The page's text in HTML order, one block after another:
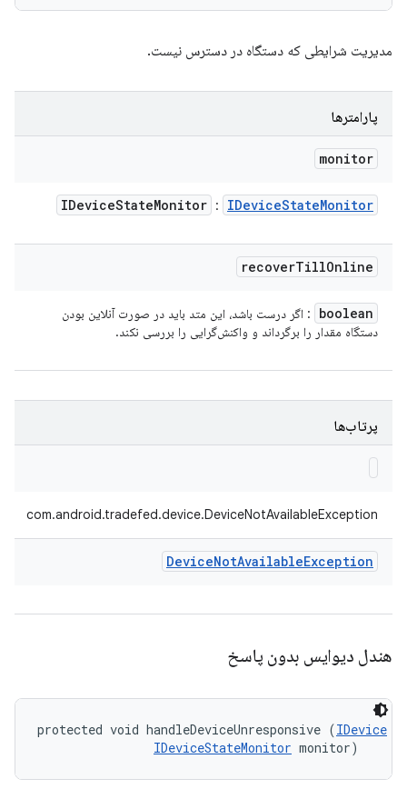
مدیریت شرایطی که دستگاه در دسترس نیست.
پارامترها
monitor
IDeviceStateMonitor : IDeviceStateMonitor
recoverTillOnline
boolean
: اگر درست باشد، این متد باید در صورت آنلاین بودن
دستگاه مقدار را برگرداند و واکنش‌گرایی را بررسی نکند.
پرتاب‌ها
com.android.tradefed.device.DeviceNotAvailableException
DeviceNotAvailableException
هندل دیوایس بدون پاسخ
protected void handleDeviceUnresponsive (IDevice
IDeviceStateMonitor monitor)